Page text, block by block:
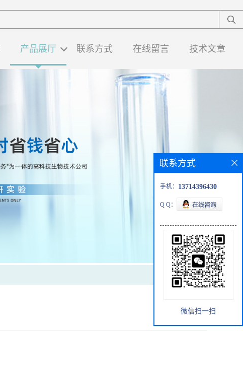
产品展厅 联系方式 在线留言 技术文章
联系方式
手机： 13714396430
Q Q：
微信扫一扫